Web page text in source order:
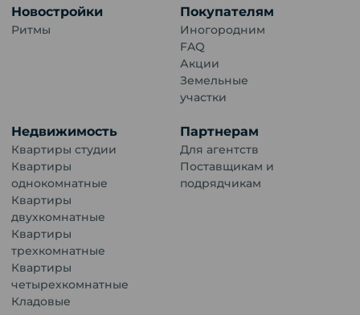
Новостройки
Ритмы
Покупателям
Иногородним
FAQ
Акции
Земельные
участки
Недвижимость
Квартиры студии
Квартиры
однокомнатные
Квартиры
двухкомнатные
Квартиры
трехкомнатные
Квартиры
четырехкомнатные
Кладовые
Партнерам
Для агентств
Поставщикам и
подрядчикам